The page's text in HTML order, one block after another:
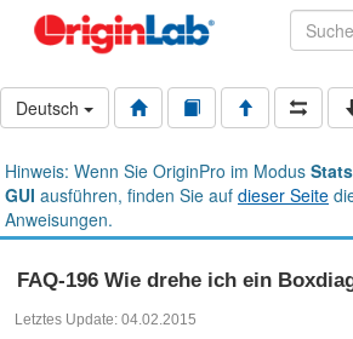
Deutsch
Hinweis: Wenn Sie OriginPro im Modus
GUI ausführen, finden Sie auf dieser Seite
Anweisungen.
FAQ-196 Wie drehe ich ein
Letztes Update: 04.02.2015